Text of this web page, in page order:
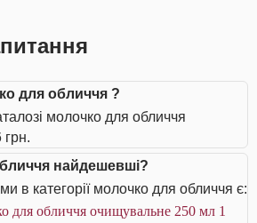
для обличчя ?
молочко для обличчя
грн.
найдешевші?
в категорії молочко для обличчя є:
для обличчя очищувальне 250 мл 1